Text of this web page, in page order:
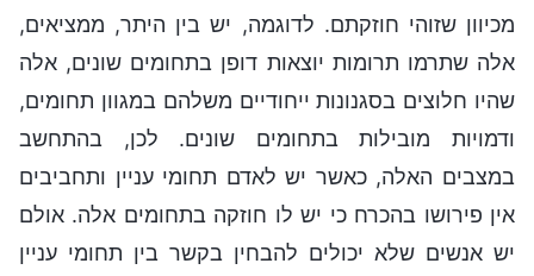
מכיוון שזוהי חוזקתם. לדוגמה, יש בין היתר, ממציאים,
אלה שתרמו תרומות יוצאות דופן בתחומים שונים, אלה
שהיו חלוצים בסגנונות ייחודיים משלהם במגוון תחומים,
ודמויות מובילות בתחומים שונים. לכן, בהתחשב
במצבים האלה, כאשר יש לאדם תחומי עניין ותחביבים
אין פירושו בהכרח כי יש לו חוזקה בתחומים אלה. אולם
יש אנשים שלא יכולים להבחין בקשר בין תחומי עניין